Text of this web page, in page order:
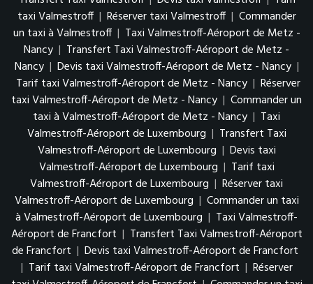
taxi Valmestroff | Réserver taxi Valmestroff | Commander
un taxi à Valmestroff | Taxi Valmestroff-Aéroport de Metz -
Nancy | Transfert Taxi Valmestroff-Aéroport de Metz -
Nancy | Devis taxi Valmestroff-Aéroport de Metz - Nancy |
Tarif taxi Valmestroff-Aéroport de Metz - Nancy | Réserver
taxi Valmestroff-Aéroport de Metz - Nancy | Commander un
taxi à Valmestroff-Aéroport de Metz - Nancy | Taxi
Valmestroff-Aéroport de Luxembourg | Transfert Taxi
Valmestroff-Aéroport de Luxembourg | Devis taxi
Valmestroff-Aéroport de Luxembourg | Tarif taxi
Valmestroff-Aéroport de Luxembourg | Réserver taxi
Valmestroff-Aéroport de Luxembourg | Commander un taxi
à Valmestroff-Aéroport de Luxembourg | Taxi Valmestroff-
Aéroport de Francfort | Transfert Taxi Valmestroff-Aéroport
de Francfort | Devis taxi Valmestroff-Aéroport de Francfort
| Tarif taxi Valmestroff-Aéroport de Francfort | Réserver